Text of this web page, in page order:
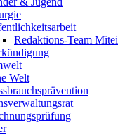
Redaktions-Team
Welt